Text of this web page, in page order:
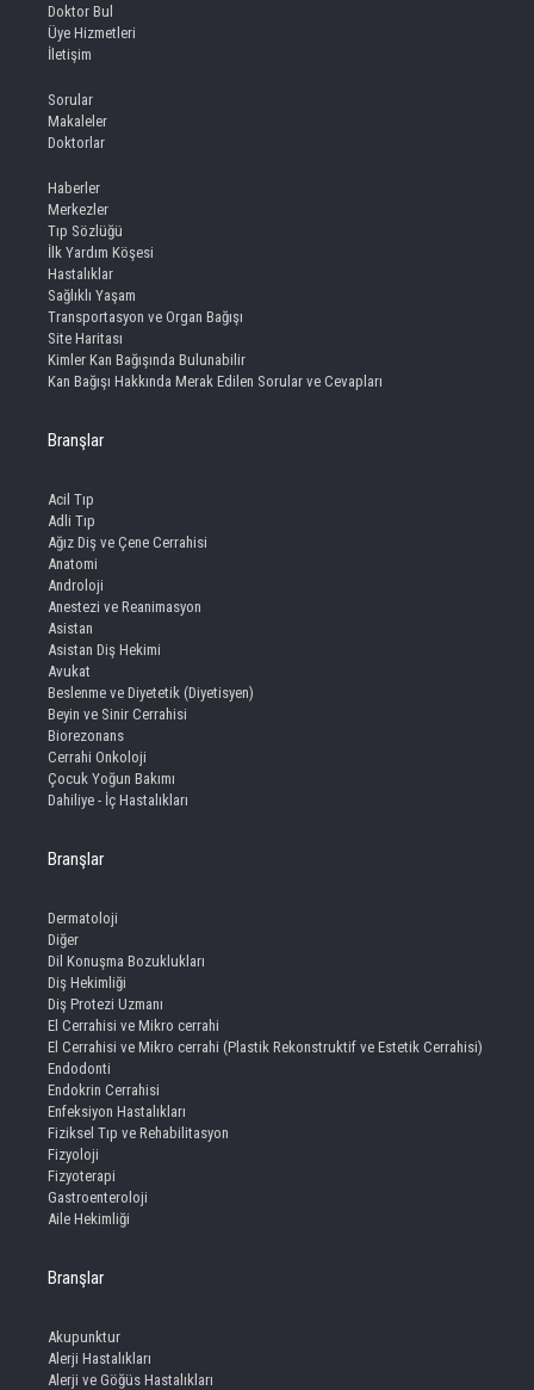
Doktor Bul
Üye Hizmetleri
İletişim
Sorular
Makaleler
Doktorlar
Haberler
Merkezler
Tıp Sözlüğü
İlk Yardım Köşesi
Hastalıklar
Sağlıklı Yaşam
Transportasyon ve Organ Bağışı
Site Haritası
Kimler Kan Bağışında Bulunabilir
Kan Bağışı Hakkında Merak Edilen Sorular ve Cevapları
Branşlar
Acil Tıp
Adli Tıp
Ağız Diş ve Çene Cerrahisi
Anatomi
Androloji
Anestezi ve Reanimasyon
Asistan
Asistan Diş Hekimi
Avukat
Beslenme ve Diyetetik (Diyetisyen)
Beyin ve Sinir Cerrahisi
Biorezonans
Cerrahi Onkoloji
Çocuk Yoğun Bakımı
Dahiliye - İç Hastalıkları
Branşlar
Dermatoloji
Diğer
Dil Konuşma Bozuklukları
Diş Hekimliği
Diş Protezi Uzmanı
El Cerrahisi ve Mikro cerrahi
El Cerrahisi ve Mikro cerrahi (Plastik Rekonstruktif ve Estetik Cerrahisi)
Endodonti
Endokrin Cerrahisi
Enfeksiyon Hastalıkları
Fiziksel Tıp ve Rehabilitasyon
Fizyoloji
Fizyoterapi
Gastroenteroloji
Aile Hekimliği
Branşlar
Akupunktur
Alerji Hastalıkları
Alerji ve Göğüs Hastalıkları